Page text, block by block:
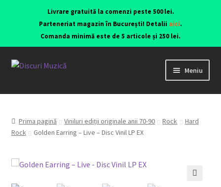
Livrare gratuită la comenzi peste 500 lei.
Parteneriat magazin în București! Detalii aici.
Comanda minimă este de 5 articole și 250 lei.
Meniu
Viniluri ediții originale anii 70-90
CD-uri originale
Prima pagină Viniluri ediții originale anii 70-90 Rock
Hard
Rock
Golden Earring – Live – Disc Vinil LP EX